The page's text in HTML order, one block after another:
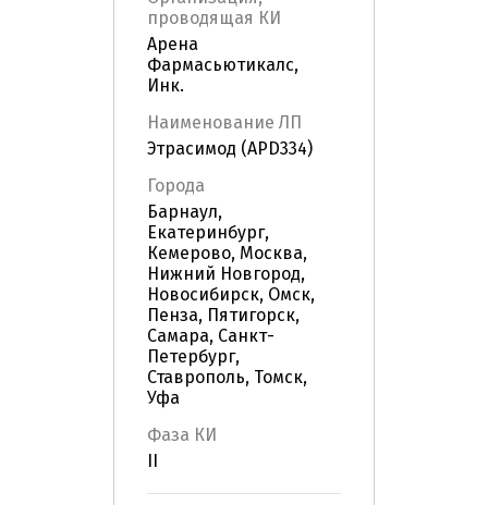
проводящая КИ
Арена
Фармасьютикалс,
Инк.
Наименование ЛП
Этрасимод (APD334)
Города
Барнаул,
Екатеринбург,
Кемерово, Москва,
Нижний Новгород,
Новосибирск, Омск,
Пенза, Пятигорск,
Самара, Санкт-
Петербург,
Ставрополь, Томск,
Уфа
Фаза КИ